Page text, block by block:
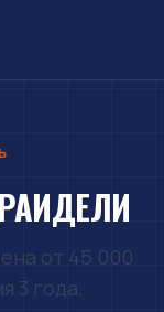
от 45 000
3 года.